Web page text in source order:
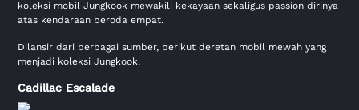
koleksi mobil Jungkook mewakili kekayaan sekaligus passion dirinya
atas kendaraan beroda empat.
Dilansir dari berbagai sumber, berikut deretan mobil mewah yang
menjadi koleksi Jungkook.
Cadillac Escalade